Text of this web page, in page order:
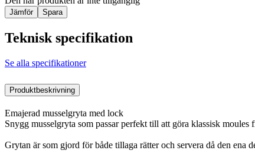
Jämför Spara
Teknisk specifikation
Se alla specifikationer
Produktbeskrivning
Emajerad musselgryta med lock
Snygg musselgryta som passar perfekt till att göra klassisk moules
Grytan är som gjord för både tillaga rätter och servera då den